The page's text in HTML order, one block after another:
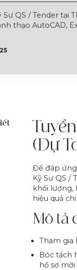
Sư QS / Tender
thạo AutoCAD,
(Dự
Để đáp
Kỹ Sư QS /
khối lượng,
hiệu quả
Mô tả
Tham gia
Bóc tách
hồ sơ mời